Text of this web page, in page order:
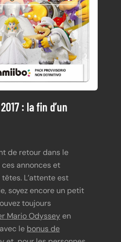
: la fin d’un
de retour dans le
annonces et
L’attente est
soyez encore un petit
toujours
Mario Odyssey en
le bonus de